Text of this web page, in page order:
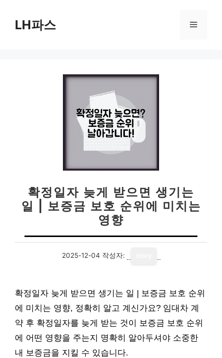
LH파스 메
확정일자 늦게 받으면 생기는
일 | 보증금 보호 순위에 미치는
영향
2025-12-04 작성자:
확정일자 늦게 받으면 생기는 일 | 보증금 보호 순위
에 미치는 영향, 정확히 알고 계신가요? 임대차 계
약 후 확정일자를 늦게 받는 것이 보증금 보호 순위
에 어떤 영향을 주는지 명확히 알아두셔야 소중한
내 보증금을 지킬 수 있습니다.